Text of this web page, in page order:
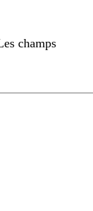
champs